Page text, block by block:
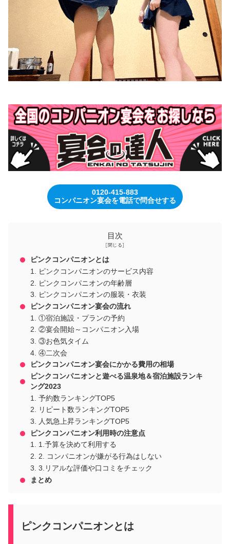
0120-415-883
コンパニオン宴会を電話で問合せする
目次
ピンクコンパニオンとは
ピンクコンパニオンのサービス内容
ピンクコンパニオンの年齢層
ピンクコンパニオンの服装・衣装
ピンクコンパニオン宴会の流れ
①宿泊施設・プランの予約
②宴会開始～コンパニオン入場
③お色気タイム
④二次会
ピンクコンパニオン宴会にかかる費用の相場
ピンクコンパニオンと遊べる温泉地＆宿泊施設ランキ
ング2023
予約数ランキングTOP5
リピート数ランキングTOP5
人気急上昇ランキングTOP5
ピンクコンパニオン利用時の注意点
1.予算を決めて利用する
2. コンパニオンが嫌がる行為はしない
3.リアルな評価や口コミをチェック
まとめ
ピンクコンパニオンとは